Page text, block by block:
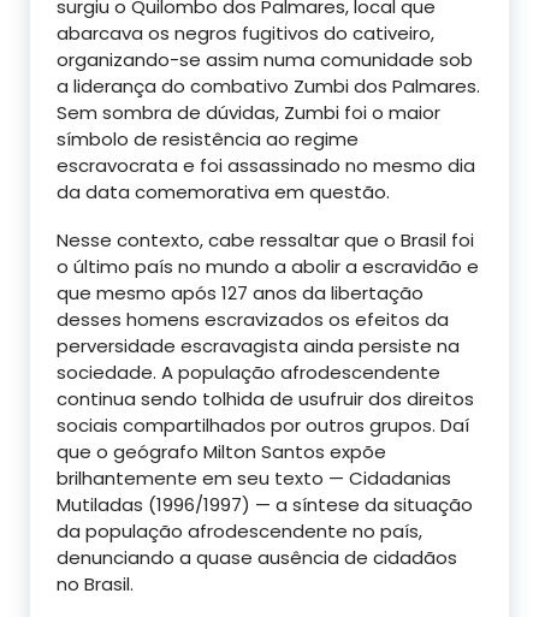
surgiu o Quilombo dos Palmares, local que
abarcava os negros fugitivos do cativeiro,
organizando-se assim numa comunidade sob
a liderança do combativo Zumbi dos Palmares.
Sem sombra de dúvidas, Zumbi foi o maior
símbolo de resistência ao regime
escravocrata e foi assassinado no mesmo dia
da data comemorativa em questão.
Nesse contexto, cabe ressaltar que o Brasil foi
o último país no mundo a abolir a escravidão e
que mesmo após 127 anos da libertação
desses homens escravizados os efeitos da
perversidade escravagista ainda persiste na
sociedade. A população afrodescendente
continua sendo tolhida de usufruir dos direitos
sociais compartilhados por outros grupos. Daí
que o geógrafo Milton Santos expõe
brilhantemente em seu texto — Cidadanias
Mutiladas (1996/1997) — a síntese da situação
da população afrodescendente no país,
denunciando a quase ausência de cidadãos
no Brasil.